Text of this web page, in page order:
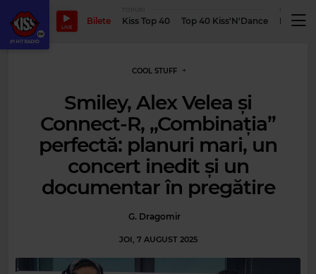
LIVE
Bilete Kiss Top 40 Top 40 Kiss'N'Dance
COOL STUFF
Smiley, Alex Velea și
Connect-R, „Combinația”
perfectă: planuri mari, un
concert inedit și un
documentar în pregătire
G. Dragomir
JOI, 7 AUGUST 2025